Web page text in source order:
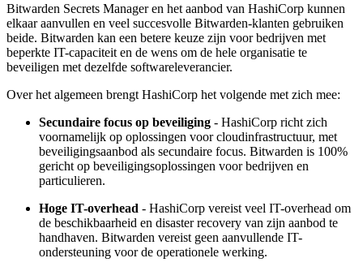
Bitwarden Secrets Manager en het aanbod van HashiCorp kunnen
elkaar aanvullen en veel succesvolle Bitwarden-klanten gebruiken
beide. Bitwarden kan een betere keuze zijn voor bedrijven met
beperkte IT-capaciteit en de wens om de hele organisatie te
beveiligen met dezelfde softwareleverancier.
Over het algemeen brengt HashiCorp het volgende met zich mee:
Secundaire focus op beveiliging - HashiCorp richt zich
voornamelijk op oplossingen voor cloudinfrastructuur, met
beveiligingsaanbod als secundaire focus. Bitwarden is 100%
gericht op beveiligingsoplossingen voor bedrijven en
particulieren.
Hoge IT-overhead - HashiCorp vereist veel IT-overhead om
de beschikbaarheid en disaster recovery van zijn aanbod te
handhaven. Bitwarden vereist geen aanvullende IT-
ondersteuning voor de operationele werking.